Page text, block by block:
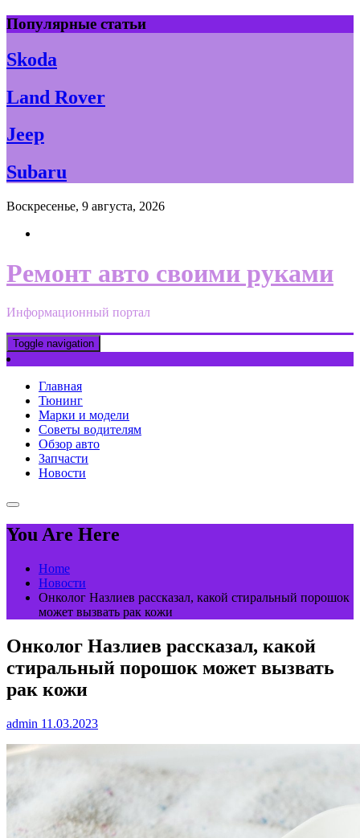
Skip
to
content
Популярные статьи
Skoda
Land Rover
Jeep
Subaru
Воскресенье, 9 августа, 2026
Ремонт авто своими руками
Информационный портал
Toggle navigation
Главная
Тюнинг
Марки и модели
Советы водителям
Обзор авто
Запчасти
Новости
You Are Here
Home
Новости
Онколог Назлиев рассказал, какой стиральный порошок
может вызвать рак кожи
Онколог Назлиев рассказал, какой
стиральный порошок может вызвать
рак кожи
admin 11.03.2023